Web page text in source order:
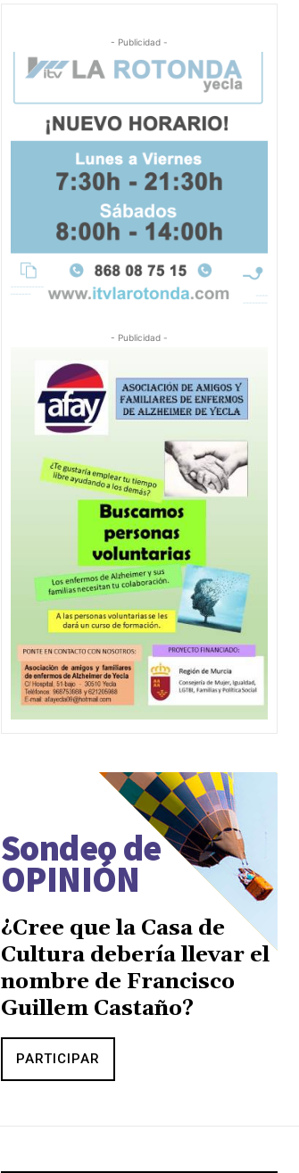
- Publicidad -
- Publicidad -
Sondeo de
OPINIÓN
¿Cree que la Casa de
Cultura debería llevar el
nombre de Francisco
Guillem Castaño?
PARTICIPAR